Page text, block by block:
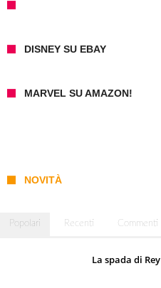
DISNEY SU EBAY
MARVEL SU AMAZON!
NOVITÀ
Popolari Recenti Commenti
La spada di Rey